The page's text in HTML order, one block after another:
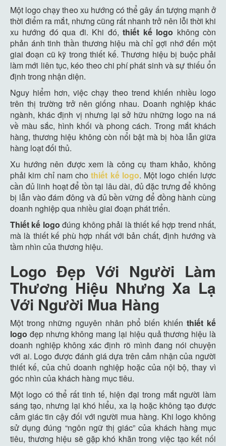
Một logo chạy theo xu hướng có thể gây ấn tượng mạnh ở
thời điểm ra mắt, nhưng cũng rất nhanh trở nên lỗi thời khi
xu hướng đó qua đi. Khi đó,thiết kế logo không còn
phản ánh tinh thần thương hiệu mà chỉ gợi nhớ đến một
giai đoạn cũ kỹ trong thiết kế. Thương hiệu bị buộc phải
làm mới liên tục, kéo theo chi phí phát sinh và sự thiếu ổn
định trong nhận diện.
Nguy hiểm hơn, việc chạy theo trend khiến nhiều logo
trên thị trường trở nên giống nhau. Doanh nghiệp khác
ngành, khác định vị nhưng lại sở hữu những logo na ná
về màu sắc, hình khối và phong cách. Trong mắt khách
hàng, thương hiệu không còn nổi bật mà bị hòa lẫn giữa
hàng loạt đối thủ.
Xu hướng nên được xem là công cụ tham khảo, không
phải kim chỉ nam chothiết kế logo. Một logo chiến lược
cần đủ linh hoạt để tồn tại lâu dài, đủ đặc trưng để không
bị lẫn vào đám đông và đủ bền vững để đồng hành cùng
doanh nghiệp qua nhiều giai đoạn phát triển.
Thiết kế logo đúng không phải là thiết kế hợp trend nhất,
mà là thiết kế phù hợp nhất với bản chất, định hướng và
tầm nhìn của thương hiệu.
Logo Đẹp Với Người Làm
Thương Hiệu Nhưng Xa Lạ
Với Người Mua Hàng
Một trong những nguyên nhân phổ biến khiến thiết kế
logo đẹp nhưng không mang lại hiệu quả thương hiệu là
doanh nghiệp không xác định rõ mình đang nói chuyện
với ai. Logo được đánh giá dựa trên cảm nhận của người
thiết kế, của chủ doanh nghiệp hoặc của nội bộ, thay vì
góc nhìn của khách hàng mục tiêu.
Một logo có thể rất tinh tế, hiện đại trong mắt người làm
sáng tạo, nhưng lại khó hiểu, xa lạ hoặc không tạo được
cảm giác tin cậy đối với người mua hàng. Khi logo không
sử dụng đúng “ngôn ngữ thị giác” của khách hàng mục
tiêu, thương hiệu sẽ gặp khó khăn trong việc tạo kết nối